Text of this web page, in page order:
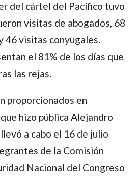
del cártel del Pacífico tuvo
visitas de abogados, 68
46 visitas conyugales.
el 81% de los días que
las rejas.
proporcionados en
hizo públicaAlejandro
a cabo el 16 de julio
de la Comisión
Nacional del Congreso